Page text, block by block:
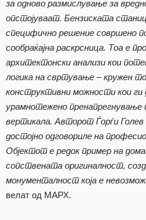
за одново размислување за
опстојуваат. Бензиската
специфично решение совршено
сообраќајна раскрсница. Тоа е
архитектонски анализи кои
логика на свртување – кружен
конструктивни можности кои ги
урамнотежено пренапрегнување
вертикала. Авторот Ѓорѓи
достојно одговориле на
Објектот е редок пример на
сопствената оригиналност,
монументалност која е
велат од МАРХ.